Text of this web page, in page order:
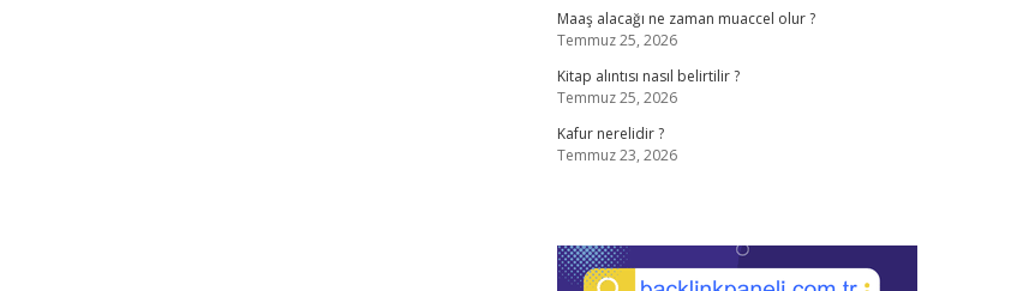
Maaş alacağı ne zaman muaccel olur ?
Temmuz 25, 2026
Kitap alıntısı nasıl belirtilir ?
Temmuz 25, 2026
Kafur nerelidir ?
Temmuz 23, 2026